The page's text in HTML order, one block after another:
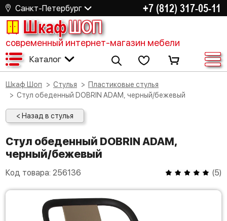
Санкт-Петербург +7 (812) 317-05-11
ШкафШОП
современный интернет-магазин мебели
Каталог
Шкаф Шоп Стулья
Пластиковые стулья
Стул обеденный DOBRIN ADAM, черный/бежевый
< Назад в стулья
Стул обеденный DOBRIN ADAM,
черный/бежевый
Код товара: 256136 (5)